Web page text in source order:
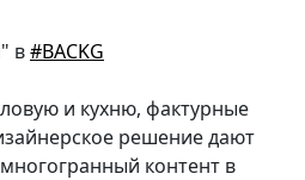
в#BACKG
и кухню, фактурные
решение дают
контент в